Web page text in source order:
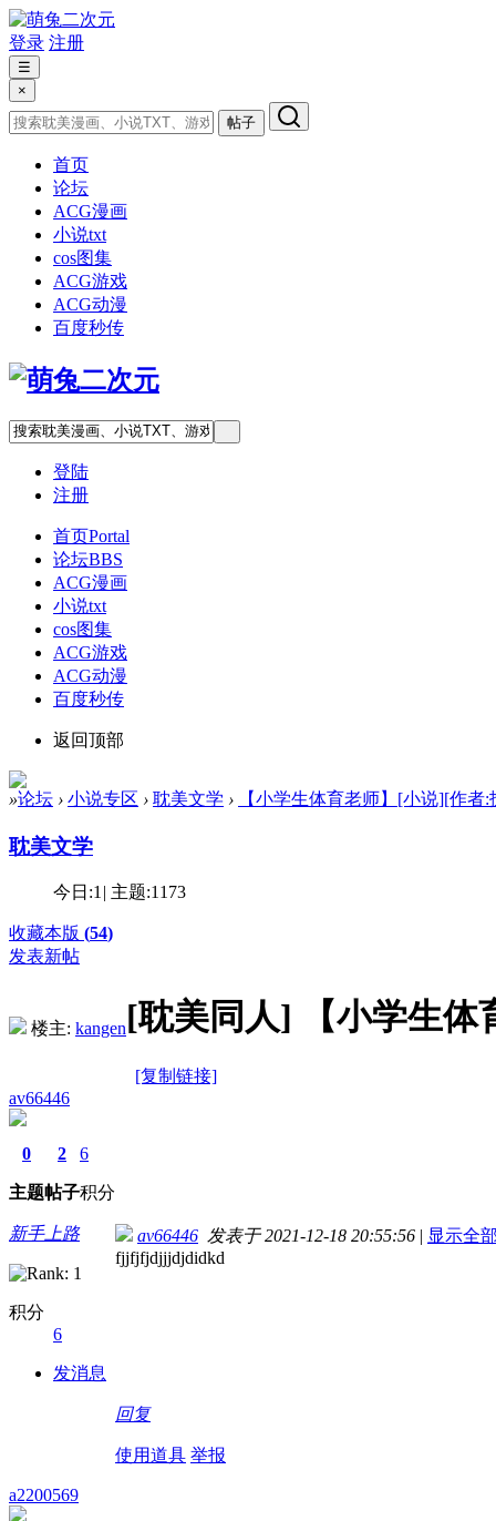
登录 注册
☰
×
帖子
首页
论坛
ACG漫画
小说txt
cos图集
ACG游戏
ACG动漫
百度秒传
登陆
注册
首页Portal
论坛BBS
ACG漫画
小说txt
cos图集
ACG游戏
ACG动漫
百度秒传
返回顶部
»论坛 › 小说专区 › 耽美文学 › 【小学生体育老师】[小说][作者
耽美文学
今日:1 | 主题:1173
收藏本版 (54)
发表新帖
楼主: kangen[耽美同人] 【小学生
[复制链接]
av66446
0
主题
2
帖子
6
积分
新手上路
积分
6
发消息
av66446 发表于 2021-12-18 20:55:56 | 显示全
fjjfjfjdjjjdjdidkd
回复
使用道具 举报
a2200569